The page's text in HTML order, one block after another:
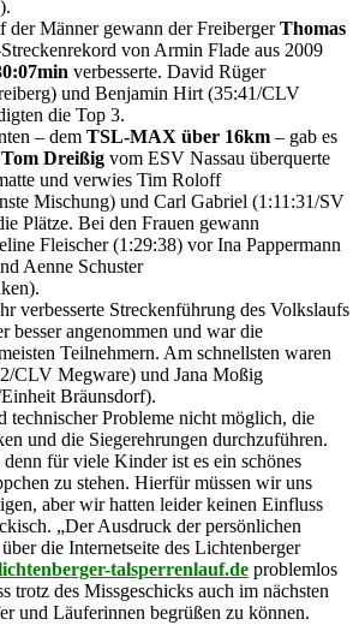
der Männer gewann der FreibergerThomas
von Armin Flade aus 2009
verbesserte. David Rüger
und Benjamin Hirt (35:41/CLV
die Top 3.
– dem TSL-MAX über 16km – gab es
Tom Dreißig vom ESV Nassau überquerte
und verwies Tim Roloff
Mischung) und Carl Gabriel (1:11:31/SV
Plätze. Bei den Frauen gewann
Fleischer (1:29:38) vor Ina Pappermann
Aenne Schuster
verbesserte Streckenführung des Volkslaufs
besser angenommen und war die
Teilnehmern. Am schnellsten waren
CLV Megware) und Jana Moßig
Bräunsdorf).
technischer Probleme nicht möglich, die
und die Siegerehrungen durchzuführen.
denn für viele Kinder ist es ein schönes
zu stehen. Hierfür müssen wir uns
aber wir hatten leider keinen Einfluss
„Der Ausdruck der persönlichen
die Internetseite des Lichtenberger
talsperrenlauf.de problemlos
trotz des Missgeschicks auch im nächsten
und Läuferinnen begrüßen zu können.